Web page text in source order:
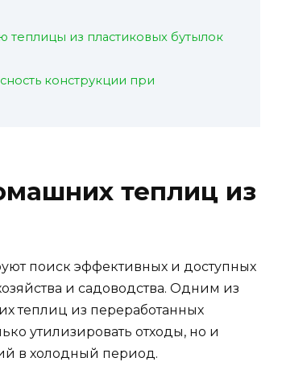
теплицы из пластиковых бутылок
конструкции при
теплиц из
поиск эффективных и доступных
и садоводства. Одним из
теплиц из переработанных
утилизировать отходы, но и
в холодный период.